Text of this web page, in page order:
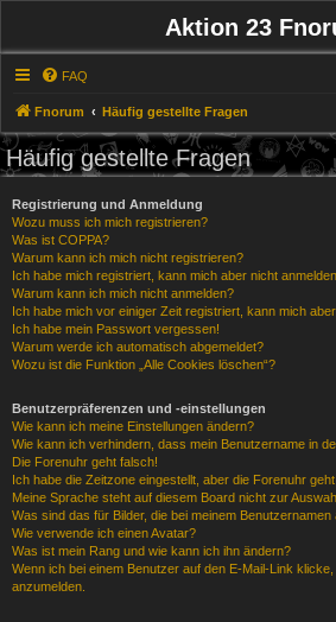
Aktion 23
FAQ
Fnorum Häufig gestellte Fragen
Häufig gestellte Fragen
Registrierung und Anmeldung
Wozu muss ich mich registrieren?
Was ist COPPA?
Warum kann ich mich nicht registrieren?
Ich habe mich registriert, kann mich aber nicht
Warum kann ich mich nicht anmelden?
Ich habe mich vor einiger Zeit registriert, kann mich
Ich habe mein Passwort vergessen!
Warum werde ich automatisch abgemeldet?
Wozu ist die Funktion „Alle Cookies löschen“?
Benutzerpräferenzen und -einstellungen
Wie kann ich meine Einstellungen ändern?
Wie kann ich verhindern, dass mein Benutzername in
Die Forenuhr geht falsch!
Ich habe die Zeitzone eingestellt, aber die Forenuhr
Meine Sprache steht auf diesem Board nicht zur
Was sind das für Bilder, die bei meinem
Wie verwende ich einen Avatar?
Was ist mein Rang und wie kann ich ihn ändern?
Wenn ich bei einem Benutzer auf den E-Mail-Link
anzumelden.